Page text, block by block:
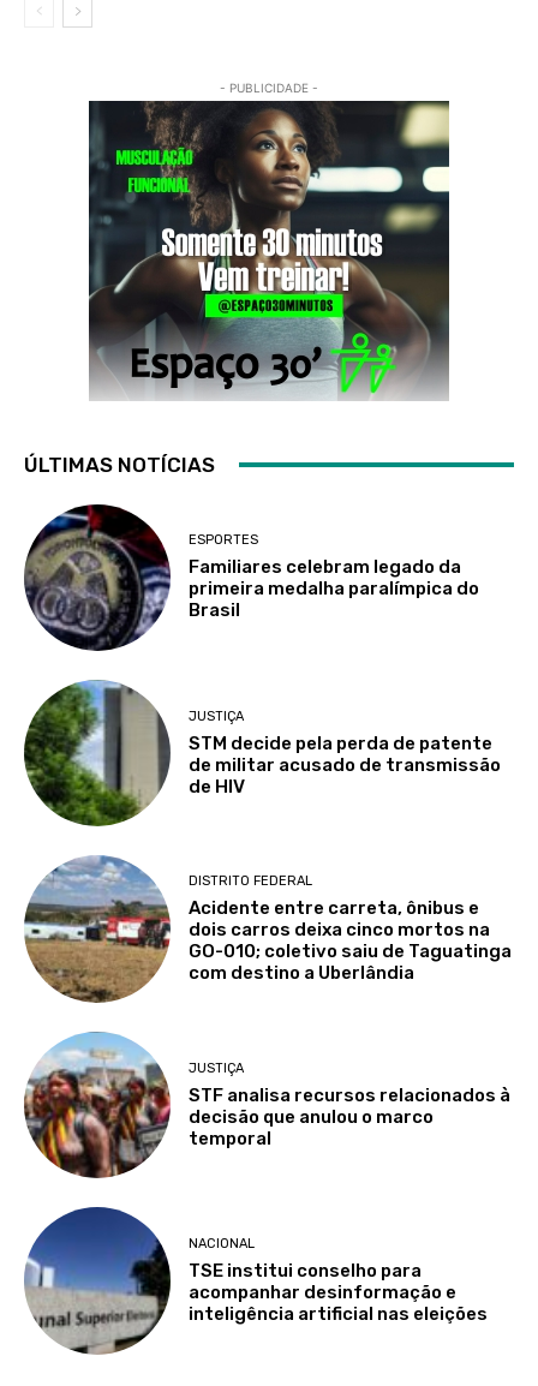
- PUBLICIDADE -
ÚLTIMAS NOTÍCIAS
ESPORTES
Familiares celebram legado da
primeira medalha paralímpica do
Brasil
JUSTIÇA
STM decide pela perda de patente
de militar acusado de transmissão
de HIV
DISTRITO FEDERAL
Acidente entre carreta, ônibus e
dois carros deixa cinco mortos na
GO-010; coletivo saiu de Taguatinga
com destino a Uberlândia
JUSTIÇA
STF analisa recursos relacionados à
decisão que anulou o marco
temporal
NACIONAL
TSE institui conselho para
acompanhar desinformação e
inteligência artificial nas eleições